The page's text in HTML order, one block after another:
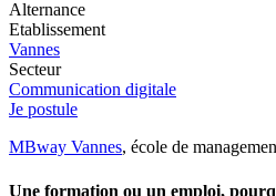
Alternance
Etablissement
Vannes
Secteur
Communication digitale
Je postule
MBway Vannes, école de
Une formation ou un emploi,